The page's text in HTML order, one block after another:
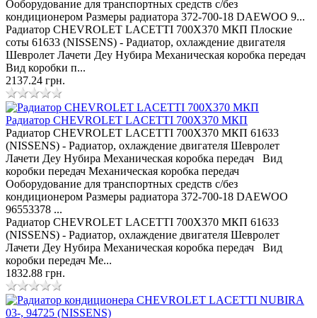
Ооборудование для транспортных средств с/без
кондиционером Размеры радиатора 372-700-18 DAEWOO 9...
Радиатор CHEVROLET LACETTI 700Х370 МКП Плоские
соты 61633 (NISSENS) - Радиатор, охлаждение двигателя
Шевролет Лачети Деу Нубира Механическая коробка передач
Вид коробки п...
2137.24 грн.
Радиатор CHEVROLET LACETTI 700Х370 МКП
Радиатор CHEVROLET LACETTI 700Х370 МКП 61633
(NISSENS) - Радиатор, охлаждение двигателя Шевролет
Лачети Деу Нубира Механическая коробка передач Вид
коробки передач Механическая коробка передач
Ооборудование для транспортных средств с/без
кондиционером Размеры радиатора 372-700-18 DAEWOO
96553378 ...
Радиатор CHEVROLET LACETTI 700Х370 МКП 61633
(NISSENS) - Радиатор, охлаждение двигателя Шевролет
Лачети Деу Нубира Механическая коробка передач Вид
коробки передач Ме...
1832.88 грн.